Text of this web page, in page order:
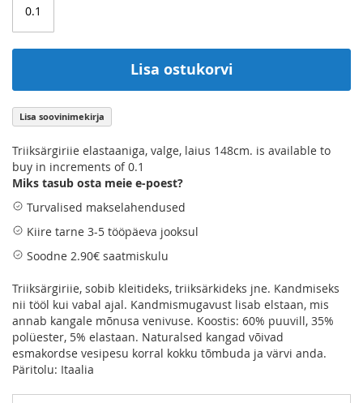
Lisa ostukorvi
Lisa soovinimekirja
Triiksärgiriie elastaaniga, valge, laius 148cm. is available to
buy in increments of 0.1
Miks tasub osta meie e-poest?
Turvalised makselahendused
Kiire tarne 3-5 tööpäeva jooksul
Soodne 2.90€ saatmiskulu
Triiksärgiriie, sobib kleitideks, triiksärkideks jne. Kandmiseks
nii tööl kui vabal ajal. Kandmismugavust lisab elstaan, mis
annab kangale mõnusa venivuse. Koostis: 60% puuvill, 35%
polüester, 5% elastaan. Naturalsed kangad võivad
esmakordse vesipesu korral kokku tõmbuda ja värvi anda.
Päritolu: Itaalia